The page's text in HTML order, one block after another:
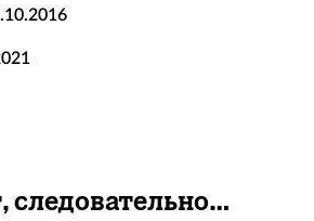
следовательно…